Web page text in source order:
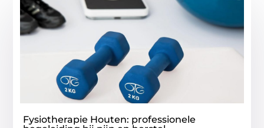
Fysiotherapie Houten: professionele